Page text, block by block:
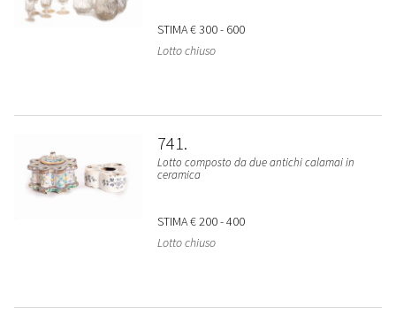
STIMA€ 300 - 600
Lotto chiuso
741
Lotto composto da due antichi calamai in
ceramica
STIMA€ 200 - 400
Lotto chiuso